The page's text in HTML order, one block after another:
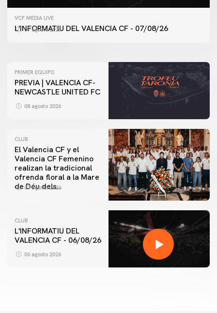
VCF MEDIA LIVE
L'INFORMATIU DEL VALENCIA CF - 07/08/26
07 agosto 2026
PRIMER EQUIPO
ENTRENAMIENTO DEL VALENCIA CF 7/8/2026
PRIMER EQUIPO
PREVIA | VALENCIA CF-
NEWCASTLE UNITED FC
08 agosto 2026
CLUB
El Valencia CF y el
Valencia CF Femenino
realizan la tradicional
ofrenda floral a la Mare
de Déu dels
07 agosto 2026
CLUB
L'INFORMATIU DEL
VALENCIA CF - 06/08/26
06 agosto 2026